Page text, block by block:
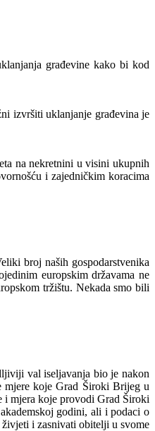
građevine kako bi kod
izvršiti uklanjanje građevina je
na nekretnini u visini ukupnih
i zajedničkim koracima
broj naših gospodarstvenika
europskim državama ne
tržištu. Nekada smo bili
val iseljavanja bio je nakon
mjere koje Grad Široki Brijeg u
i mjera koje provodi Grad Široki
godini, ali i podaci o
i zasnivati obitelji u svome